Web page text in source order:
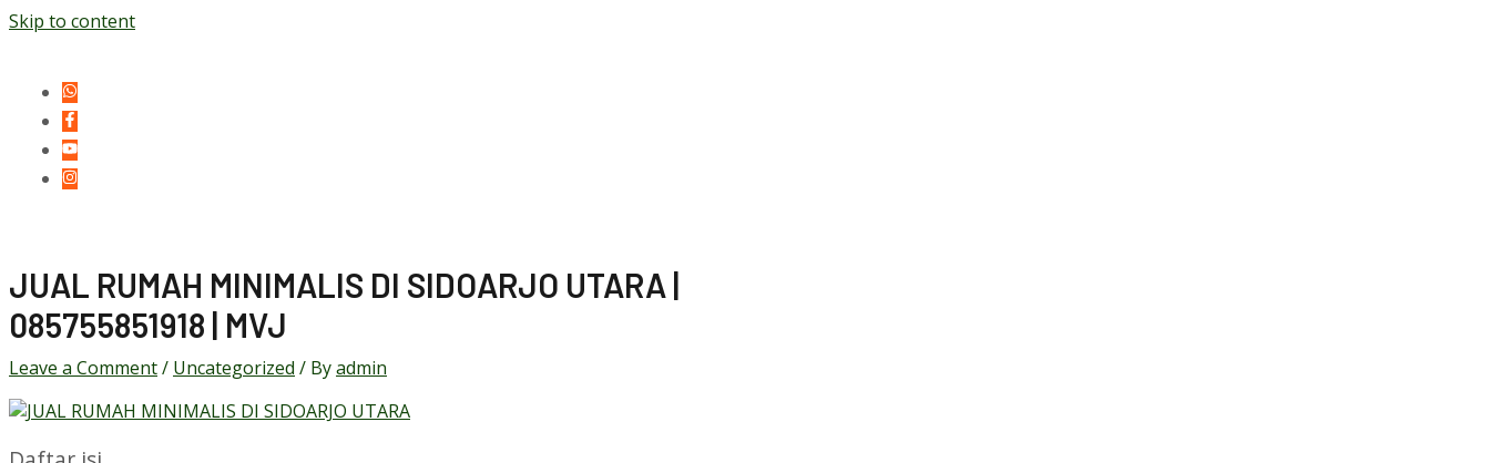
Skip to content
JUAL RUMAH MINIMALIS DI SIDOARJO UTARA |
085755851918 | MVJ
Leave a Comment/ Uncategorized / Byadmin